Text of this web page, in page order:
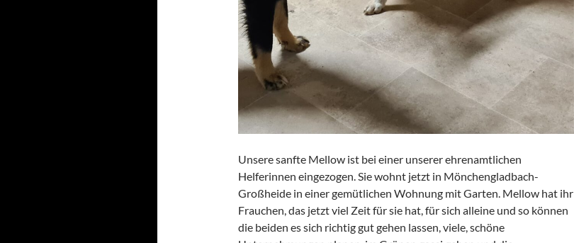
Unsere sanfte Mellow ist bei einer unserer ehrenamtlichen
Helferinnen eingezogen. Sie wohnt jetzt in Mönchengladbach-
Großheide in einer gemütlichen Wohnung mit Garten. Mellow hat ihr
Frauchen, das jetzt viel Zeit für sie hat, für sich alleine und so können
die beiden es sich richtig gut gehen lassen, viele, schöne